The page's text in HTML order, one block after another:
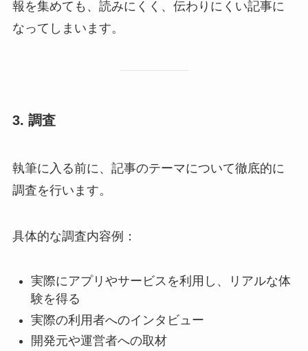
報を集めても、読みにくく、伝わりにくい記事に
なってしまいます。
3. 調査
執筆に入る前に、記事のテーマについて徹底的に
調査を行います。
具体的な調査内容例：
実際にアプリやサービスを利用し、リアルな体
験を得る
実際の利用者へのインタビュー
開発元や運営者への取材